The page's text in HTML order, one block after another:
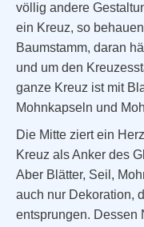
völlig andere
ein Kreuz, so
Baumstamm, daran
und um den
ganze Kreuz ist mit
Mohnkapseln und
Die Mitte ziert ein
Kreuz als Anker des
Aber Blätter, Seil,
auch nur Dekoration,
entsprungen. Dessen